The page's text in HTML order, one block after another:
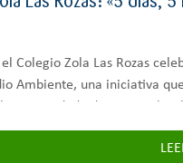
Colegio Zola Las Rozas
Ambiente, una iniciativa
nuestro planeta y avanzar